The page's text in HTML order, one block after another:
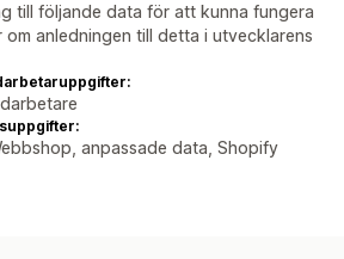
till följande data för att kunna fungera
om anledningen till detta i utvecklarens
anpassade data, Shopify